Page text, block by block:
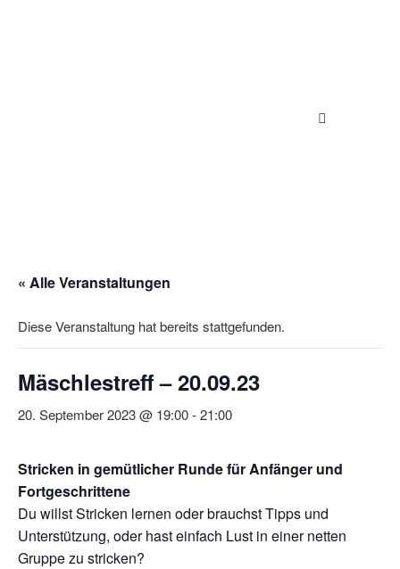
« Alle Veranstaltungen
Diese Veranstaltung hat bereits stattgefunden.
Mäschlestreff – 20.09.23
20. September 2023 @ 19:00-21:00
Stricken in gemütlicher Runde für Anfänger und
Fortgeschrittene
Du willst Stricken lernen oder brauchst Tipps und
Unterstützung, oder hast einfach Lust in einer netten
Gruppe zu stricken?